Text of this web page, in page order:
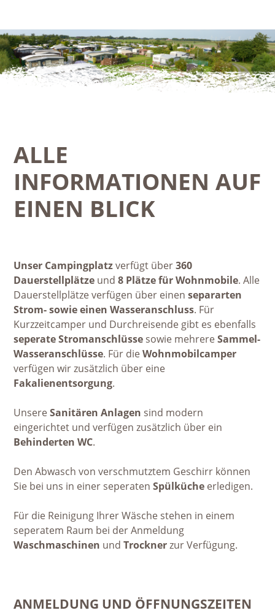
ALLE
INFORMATIONEN AUF
EINEN BLICK
Unser Campingplatzverfügt über360
Dauerstellplätze und8 Plätze für Wohnmobile. Alle
Dauerstellplätze verfügen über einensepararten
Strom- sowie einen Wasseranschluss. Für
Kurzzeitcamper und Durchreisende gibt es ebenfalls
seperate Stromanschlüsse sowie mehrereSammel-
Wasseranschlüsse. Für dieWohnmobilcamper
verfügen wir zusätzlich über eine
Fakalienentsorgung.
UnsereSanitären Anlagen sind modern
eingerichtet und verfügen zusätzlich über ein
Behinderten WC.
Den Abwasch von verschmutztem Geschirr können
Sie bei uns in einer seperatenSpülküche erledigen.
Für die Reinigung Ihrer Wäsche stehen in einem
seperatem Raum bei der Anmeldung
Waschmaschinen undTrocknerzur Verfügung.
ANMELDUNG UND ÖFFNUNGSZEITEN